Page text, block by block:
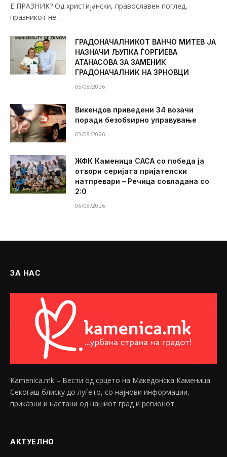
Е ПРАЗНИК? Од христијански, православен поглед,
празникот не…
ГРАДОНАЧАЛНИКОТ ВАНЧО МИТЕВ ЈА
НАЗНАЧИ ЉУПКА ЃОРГИЕВА
АТАНАСОВА ЗА ЗАМЕНИК
ГРАДОНАЧАЛНИК НА ЗРНОВЦИ
05/08/2026
Викендов приведени 34 возачи
поради безобѕирно управување
03/08/2026
ЖФК Каменица САСА со победа ја
отвори серијата пријателски
натпревари – Речица совладана со
2:0
06/08/2026
ЗА НАС
Kamenica.mk – Вести од срцето на Македонска Каменица
Секогаш блиску до луѓето, со најнови информации,
приказни и настани од нашиот град и регионот.
АКТУЕЛНО